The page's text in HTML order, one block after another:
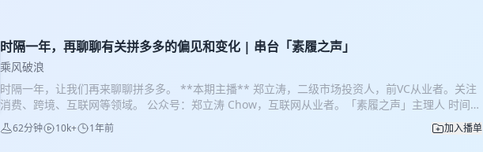
时隔一年，再聊聊有关拼多多的偏见和变化 | 串台「素履之声」
乘风破浪
时隔一年，让我们再来聊聊拼多多。 **本期主播** 郑立涛，二级市场投资人，前VC从业者。关注
消费、跨境、互联网等领域。 公众号：郑立涛 Chow，互联网从业者。「素履之声」主理人 时间
线： 3:03 小众圈层的消费习惯迁移到拼多多 8:25 如何正视商家对拼多多的诟病 10:28 经销商入驻
拼多多 16:30 品牌入驻拼多多 20:19 品牌入驻Temu 23:57 推荐体验 29:40 策略分层 33:20 供给变
62分钟 10k+ 1年前 加入播单